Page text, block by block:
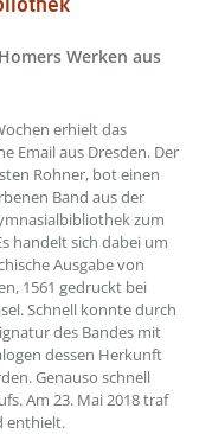
Werken aus
erhielt das
Email aus Dresden. Der
Rohner, bot einen
Band aus der
zum
handelt sich dabei um
Ausgabe von
1561 gedruckt bei
Schnell konnte durch
des Bandes mit
dessen Herkunft
Genauso schnell
Am 23. Mai 2018 traf
enthielt.